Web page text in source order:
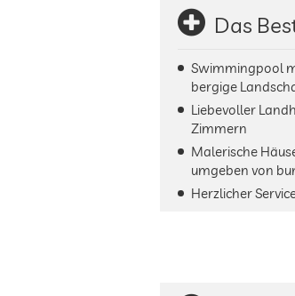
Das
Swimmingpool
bergige
Liebevoller
Zimmern
Malerische
umgeben von
Herzlicher